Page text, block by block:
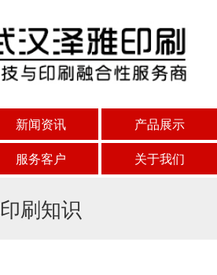
新闻资讯
产品展示
服务客户 关于我们
印刷知识